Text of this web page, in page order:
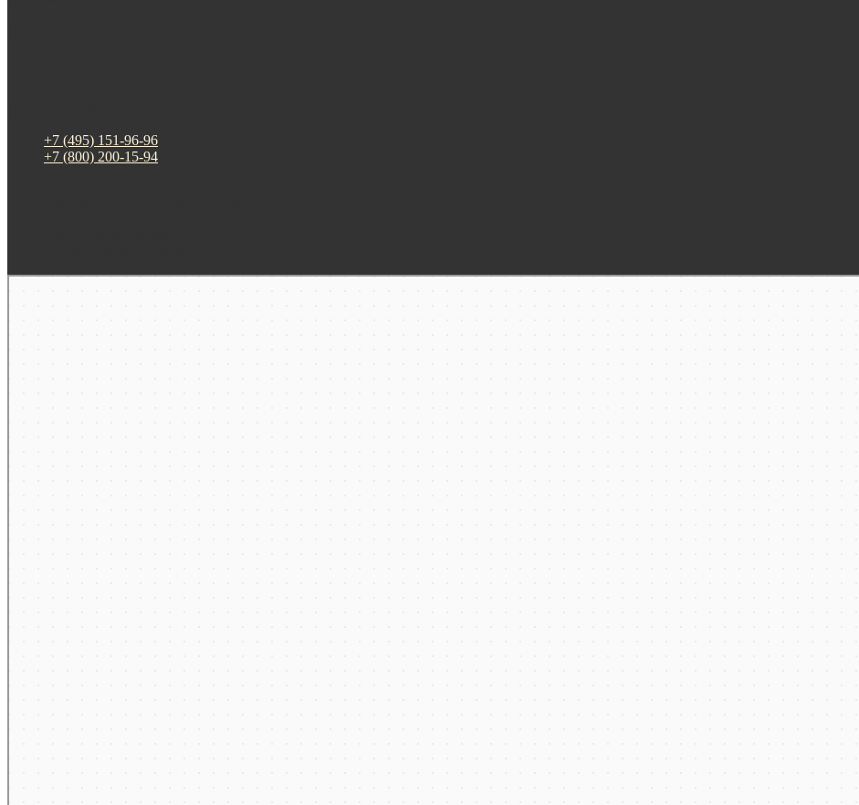
+7 (495) 151-96-96
+7 (800) 200-15-94
Москва